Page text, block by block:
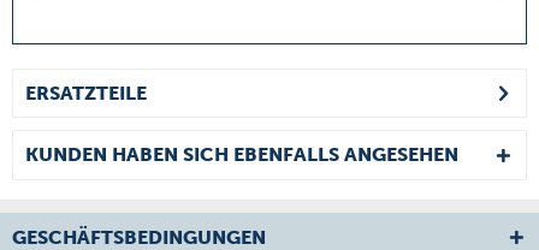
ERSATZTEILE
KUNDEN HABEN SICH EBENFALLS ANGESEHEN
GESCHÄFTSBEDINGUNGEN